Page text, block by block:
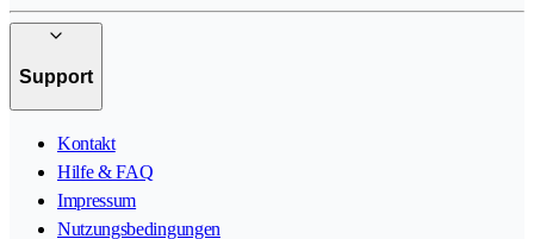
Support
Kontakt
Hilfe & FAQ
Impressum
Nutzungsbedingungen